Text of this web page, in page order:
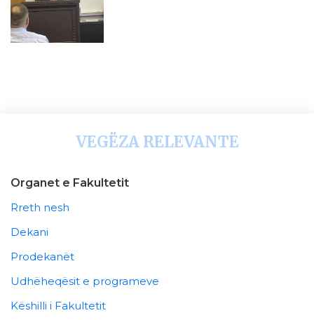
VEGËZA RELEVANTE
Organet e Fakultetit
Rreth nesh
Dekani
Prodekanët
Udhëheqësit e programeve
Këshilli i Fakultetit